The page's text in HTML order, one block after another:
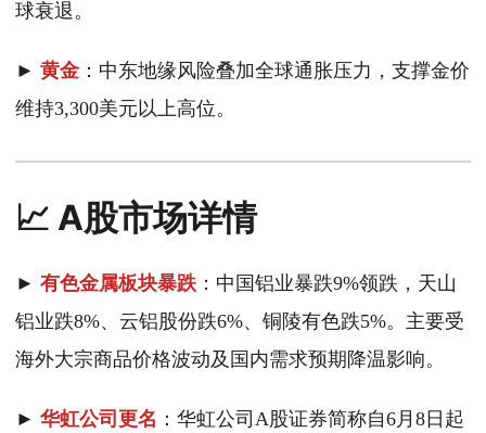
球衰退。
► 黄金 ：中东地缘风险叠加全球通胀压力，支撑金价
维持3,300美元以上高位。
📈 A股市场详情
► 有色金属板块暴跌 ：中国铝业暴跌9%领跌，天山
铝业跌8%、云铝股份跌6%、铜陵有色跌5%。主要受
海外大宗商品价格波动及国内需求预期降温影响。
► 华虹公司更名 ：华虹公司A股证券简称自6月8日起